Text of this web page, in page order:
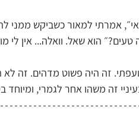
אמרתי למאור כשביקש ממני
הוא שאל. וואלה... אין לי
זה היה פשוט מדהים. זה לא
זה משהו אחר לגמרי, ומיוחד